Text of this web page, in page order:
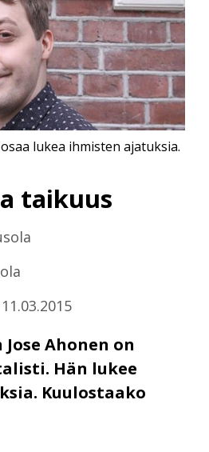
taikuus
Ahonen on
Hän lukee
Kuulostaako
lukea ihmisten ajatuksia.